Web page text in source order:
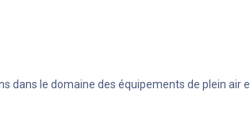
le domaine des équipements de plein air